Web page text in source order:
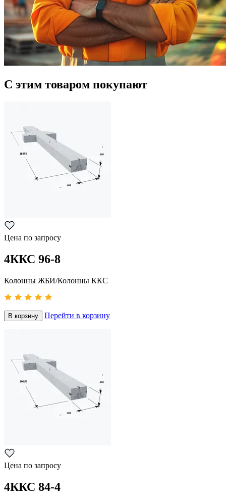
С этим товаром покупают
Цена по запросу
4ККС 96-8
Колонны ЖБИ/Колонны ККС
В корзину Перейти в корзину
Цена по запросу
4ККС 84-4